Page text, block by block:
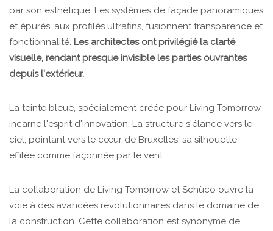
par son esthétique. Les systèmes de façade panoramiques
et épurés, aux profilés ultrafins, fusionnent transparence et
fonctionnalité. Les architectes ont privilégié la clarté
visuelle, rendant presque invisible les parties ouvrantes
depuis l'extérieur.
La teinte bleue, spécialement créée pour Living Tomorrow,
incarne l'esprit d'innovation. La structure s'élance vers le
ciel, pointant vers le cœur de Bruxelles, sa silhouette
effilée comme façonnée par le vent.
La collaboration de Living Tomorrow et Schüco ouvre la
voie à des avancées révolutionnaires dans le domaine de
la construction. Cette collaboration est synonyme de